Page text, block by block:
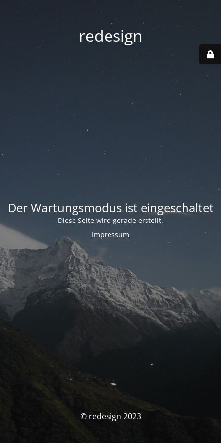
redesign
Der Wartungsmodus ist eingeschaltet
Diese Seite wird gerade erstellt.
Impressum
© redesign 2023